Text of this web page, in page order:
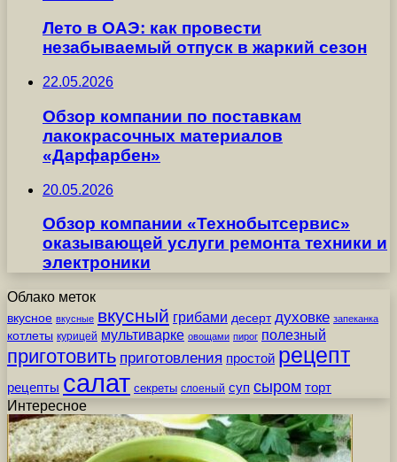
Лето в ОАЭ: как провести
незабываемый отпуск в жаркий сезон
22.05.2026
Обзор компании по поставкам
лакокрасочных материалов
«Дарфарбен»
20.05.2026
Обзор компании «Технобытсервис»
оказывающей услуги ремонта техники и
электроники
Облако меток
вкусное вкусные вкусный грибами десерт духовке запеканка
котлеты курицей мультиварке овощами пирог полезный
приготовить приготовления простой рецепт
рецепты салат секреты слоеный суп сыром торт
Интересное